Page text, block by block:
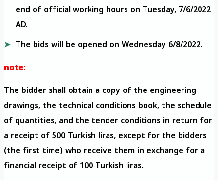
end of official working hours on Tuesday, 7/6/2022
AD.
The bids will be opened on Wednesday 6/8/2022.
note:
The bidder shall obtain a copy of the engineering
drawings, the technical conditions book, the schedule
of quantities, and the tender conditions in return for
a receipt of 500 Turkish liras, except for the bidders
(the first time) who receive them in exchange for a
financial receipt of 100 Turkish liras.